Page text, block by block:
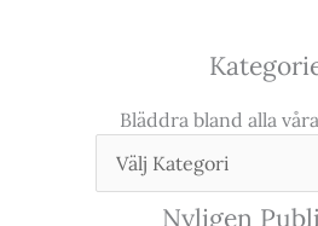
Bläddra bland alla
Nyligen